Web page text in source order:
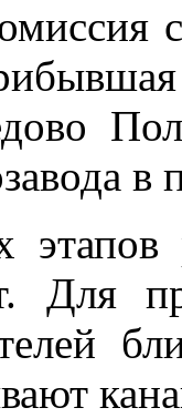
в
этапов
Для